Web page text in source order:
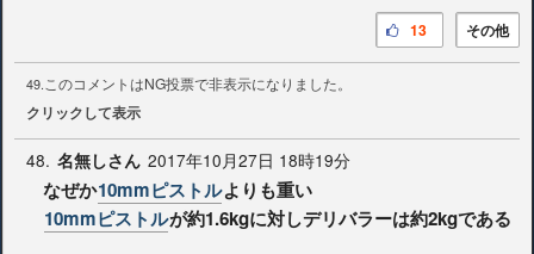
その他
13
49. このコメントはNG投票で非表示になりました。
クリックして表示
48. 名無しさん 2017年10月27日 18時19分
なぜか10mmピストルよりも重い
10mmピストルが約1.6kgに対しデリバラーは約2kgである